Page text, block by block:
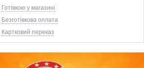
Готівкою у магазині
Безготівкова оплата
Картковий переказ